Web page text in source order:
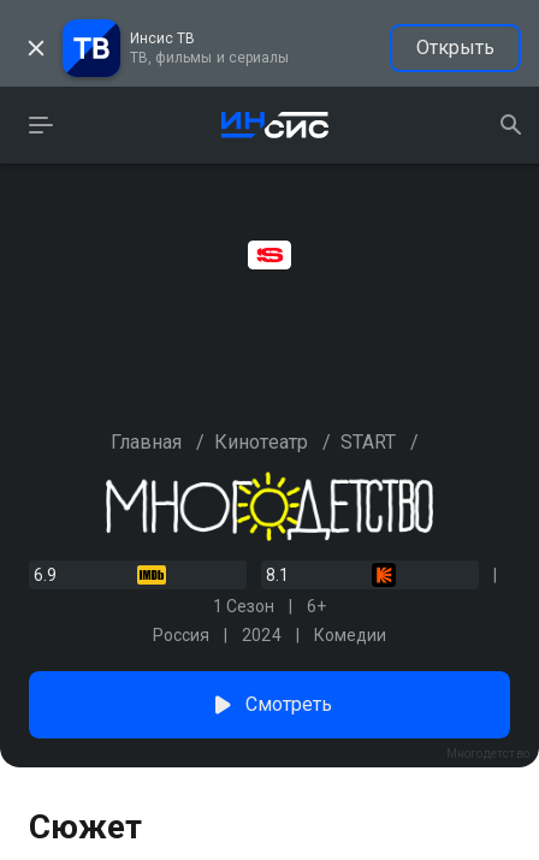
Инсис ТВ
ТВ, фильмы и сериалы
Открыть
Главная / Кинотеатр / START /
6.9
8.1
1 Сезон
6+
Россия
2024 Комедии
Многодетство
Смотреть
Сюжет